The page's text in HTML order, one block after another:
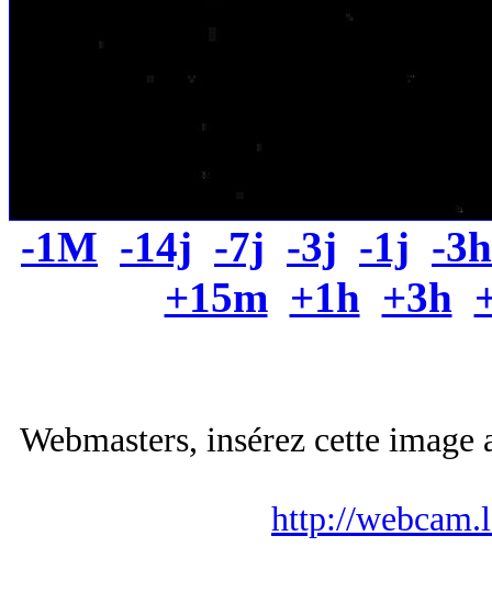
-1M -14j -7j -3j -1j -3h
+15m +1h +3h
Webmasters, insérez cette
http://